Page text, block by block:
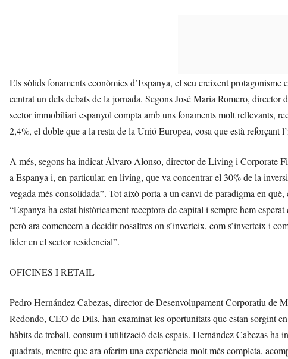
Els sòlids fonaments econòmics d’Espanya, el seu creixent
centrat un dels debats de la jornada. Segons José María Romero,
sector immobiliari espanyol compta amb uns fonaments molt rellevants,
2,4%, el doble que a la resta de la Unió Europea, cosa que està reforçant
A més, segons ha indicat Álvaro Alonso, director de Living i Corporate
a Espanya i, en particular, en living, que va concentrar el 30% de la
vegada més consolidada”. Tot això porta a un canvi de paradigma en
“Espanya ha estat històricament receptora de capital i sempre hem
però ara comencem a decidir nosaltres on s’inverteix, com s’inverteix i
líder en el sector residencial”.
OFICINES I RETAIL
Pedro Hernández Cabezas, director de Desenvolupament Corporatiu
Redondo, CEO de Dils, han examinat les oportunitats que estan sorgint
hàbits de treball, consum i utilització dels espais. Hernández Cabezas ha
quadrats, mentre que ara oferim una experiència molt més completa,